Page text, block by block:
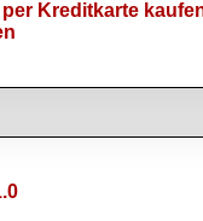
per Kreditkarte